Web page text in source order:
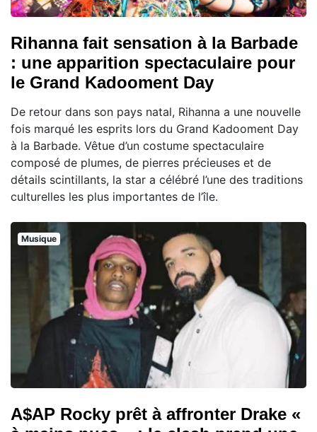
Rihanna fait sensation à la Barbade
: une apparition spectaculaire pour
le Grand Kadooment Day
De retour dans son pays natal, Rihanna a une nouvelle
fois marqué les esprits lors du Grand Kadooment Day
à la Barbade. Vêtue d’un costume spectaculaire
composé de plumes, de pierres précieuses et de
détails scintillants, la star a célébré l’une des traditions
culturelles les plus importantes de l’île.
Musique
A$AP Rocky prêt à affronter Drake «